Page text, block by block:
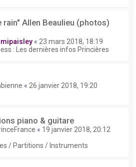
rain" Allen Beaulieu (photos)
« 23 mars 2018, 18:19
: Les dernières infos Princières
« 26 janvier 2018, 19:20
piano & guitare
« 19 janvier 2018, 20:12
/ Partitions / Instruments